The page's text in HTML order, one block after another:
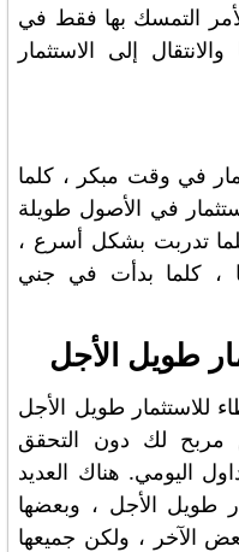
التمسك بها فقط في
إلى الاستثمار
في وقت مبكر ، كلما
في الأصول طويلة
تدربت بشكل أسرع ،
، كلما بدأت في جني
طويل الأجل
للاستثمار طويل الأجل
مربح لك دون التحقق
اليومي. هناك العديد
طويل الأجل ، وبعضها
الآخر ، ولكن جميعها